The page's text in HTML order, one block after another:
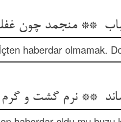
haberdar olmamak.